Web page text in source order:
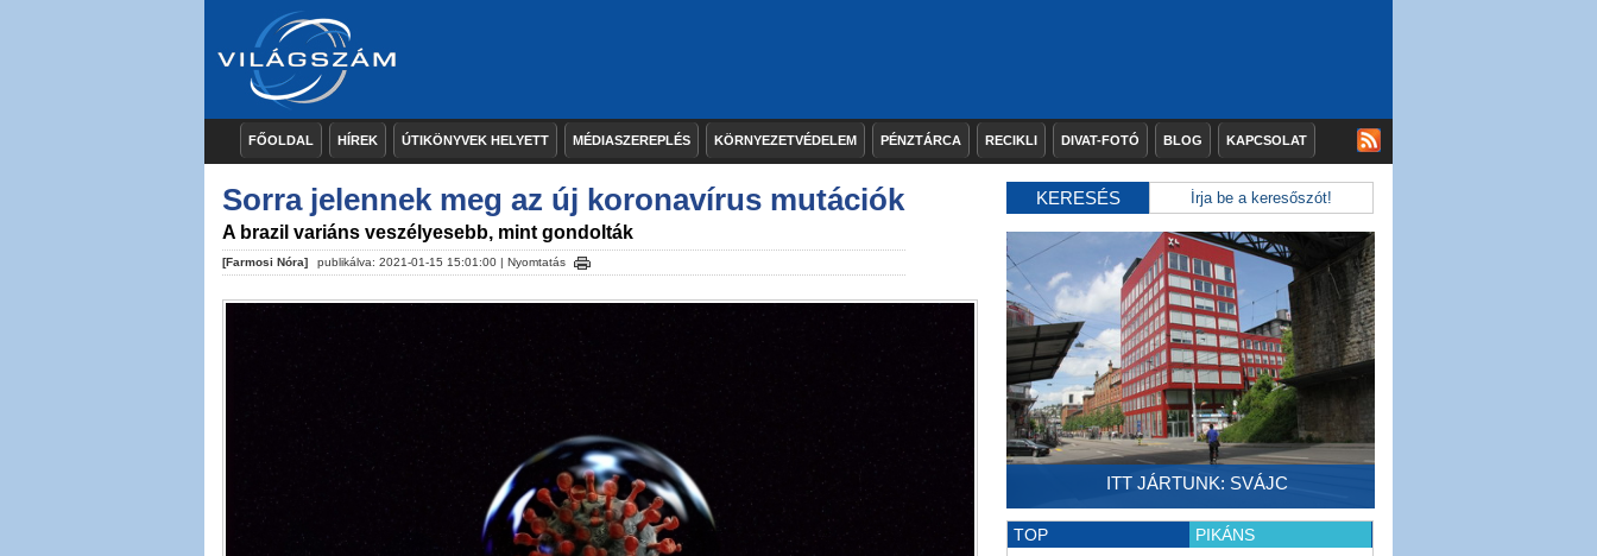
FŐOLDAL HÍREK ÚTIKÖNYVEK HELYETT MÉDIASZEREPLÉS KÖRNYEZETVÉDELEM PÉNZTÁRCA RECIKLI DIVAT-FOTÓ BLOG KAPCSOLAT
Sorra jelennek meg az új koronavírus mutációk
A brazil variáns veszélyesebb, mint gondolták
[Farmosi Nóra] publikálva: 2021-01-15 15:01:00 | Nyomtatás
KERESÉS
ITT JÁRTUNK: SVÁJC
TOP PIKÁNS